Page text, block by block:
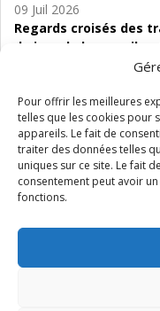
Pour offrir les meilleures
telles que les cookies pour
appareils. Le fait de
traiter des données telles
uniques sur ce site. Le fait
consentement peut avoir
fonctions.
09 Juil 2026
Regards croisés des
de jour de bas seuil
06 Juil 2026
Étude d’évaluabilité
d’accompagnement à
01 Juil 2026
Pénurie du personnel
Wallonie ?